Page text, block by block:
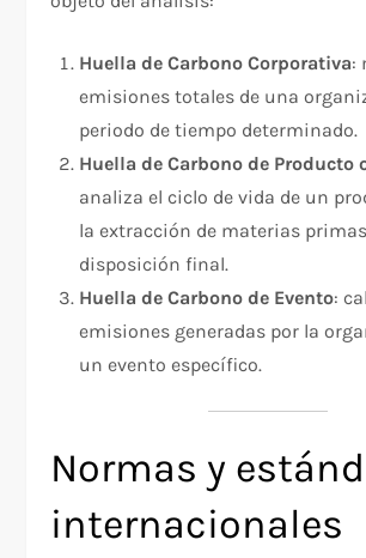
Huella de Carbono Corporativa:
emisiones totales de una
periodo de tiempo determinado.
Huella de Carbono de Producto
analiza el ciclo de vida de un
la extracción de materias
disposición final.
Huella de Carbono de Evento:
emisiones generadas por la
un evento específico.
Normas y
internacionales